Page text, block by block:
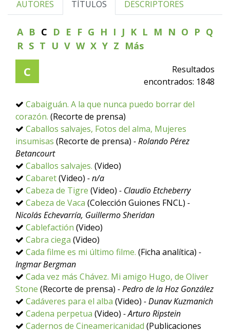
AUTORES TÍTULOS DESCRIPTORES
A B C D E F G H I J K L M N O P Q
R S T U V W X Y Z Más
C
Resultados
encontrados: 1848
Cabaiguán. A la que nunca puedo borrar del
corazón. (Recorte de prensa)
Caballos salvajes, Fotos del alma, Mujeres
insumisas (Recorte de prensa) - Rolando Pérez
Betancourt
Caballos salvajes. (Video)
Cabaret(Video) - n/a
Cabeza de Tigre (Video) - Claudio Etcheberry
Cabeza de Vaca (Colección Guiones FNCL) -
Nicolás Echevarría, Guillermo Sheridan
Cablefactión (Video)
Cabra ciega (Video)
Cada filme es mi último filme. (Ficha analítica) -
Ingmar Bergman
Cada vez más Chávez. Mi amigo Hugo, de Oliver
Stone (Recorte de prensa) - Pedro de la Hoz González
Cadáveres para el alba (Video) - Dunav Kuzmanich
Cadena perpetua (Video) - Arturo Ripstein
Cadernos de Cineamericanidad (Publicaciones